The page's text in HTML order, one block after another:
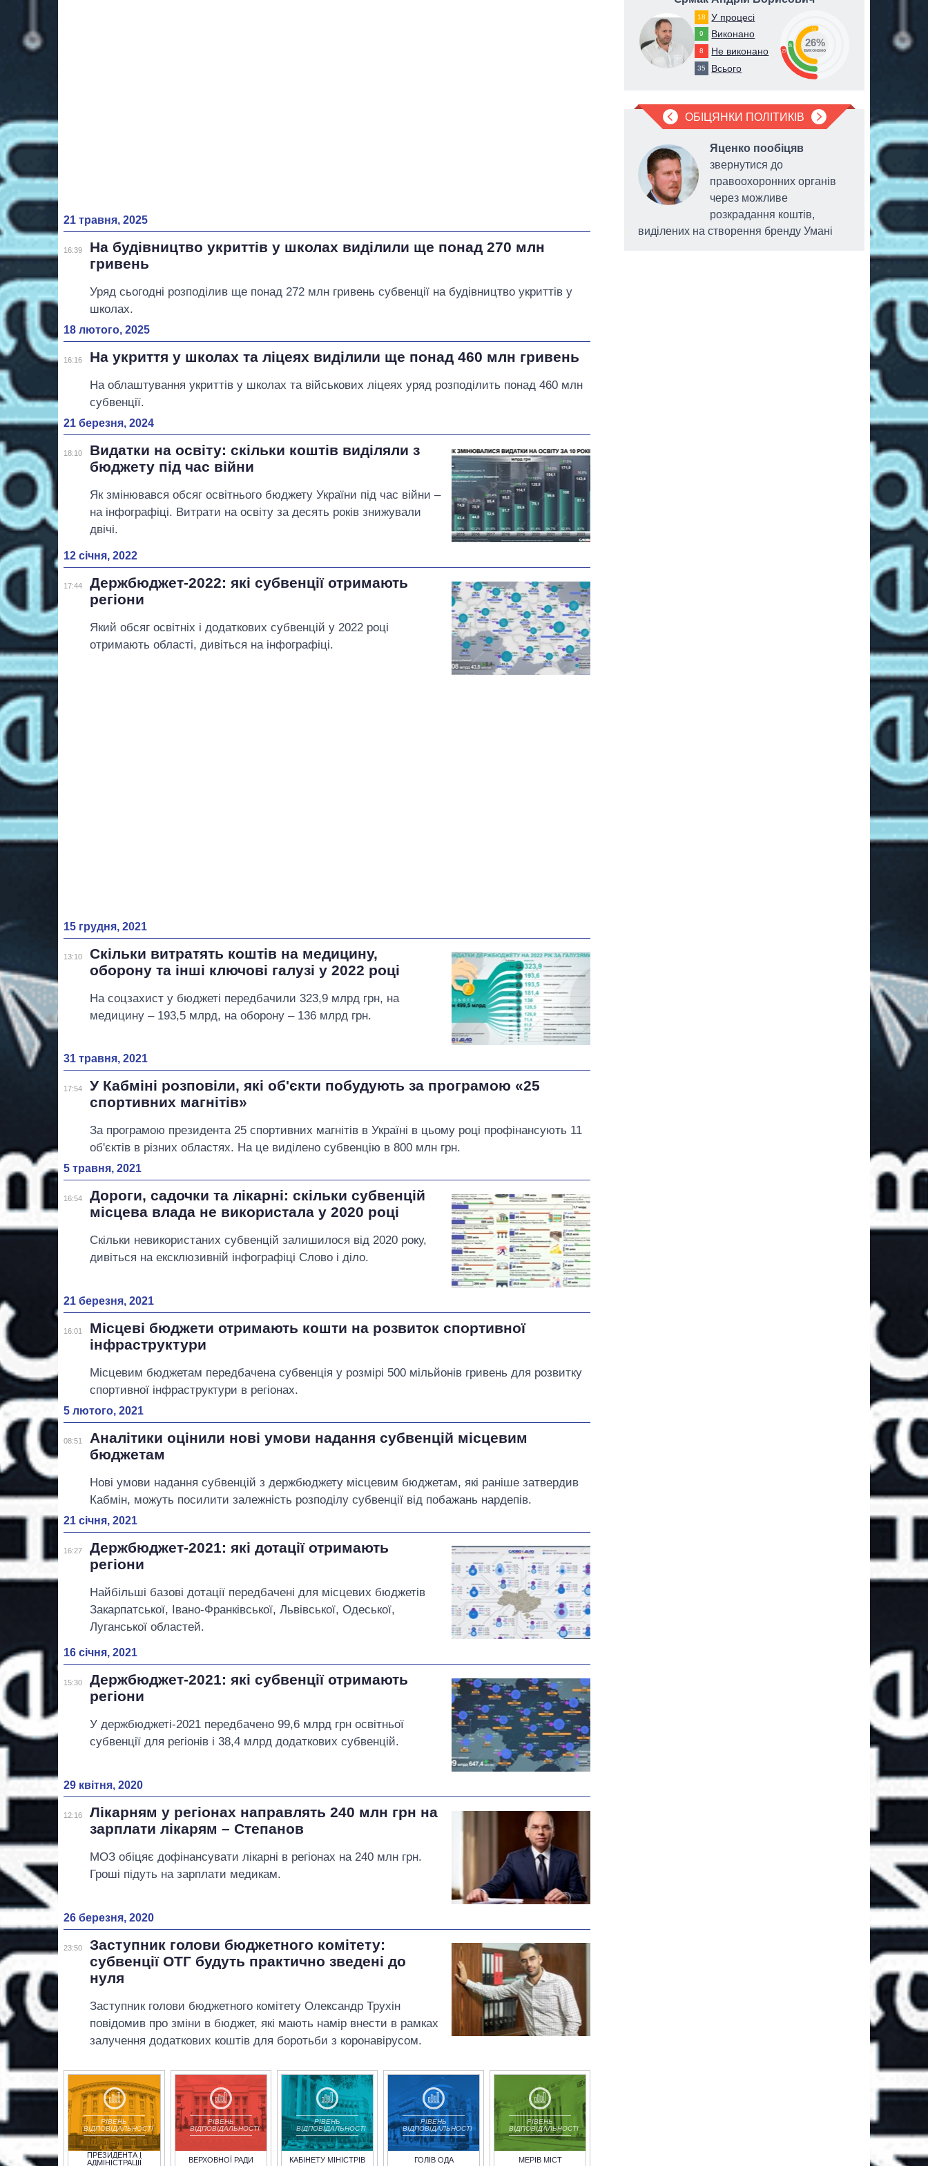
21 травня, 2025
16:39
На будівництво укриттів у школах виділили ще понад 270 млн
гривень
Уряд сьогодні розподілив ще понад 272 млн гривень субвенції на будівництво укриттів у
школах.
18 лютого, 2025
16:16 На укриття у школах та ліцеях виділили ще понад 460 млн гривень
На облаштування укриттів у школах та військових ліцеях уряд розподілить понад 460 млн
субвенції.
21 березня, 2024
18:10
Видатки на освіту: скільки коштів виділяли з
бюджету під час війни
Як змінювався обсяг освітнього бюджету України під час війни –
на інфографіці. Витрати на освіту за десять років знижували
двічі.
12 січня, 2022
17:44
Держбюджет-2022: які субвенції отримають
регіони
Який обсяг освітніх і додаткових субвенцій у 2022 році
отримають області, дивіться на інфографіці.
15 грудня, 2021
13:10
Скільки витратять коштів на медицину,
оборону та інші ключові галузі у 2022 році
На соцзахист у бюджеті передбачили 323,9 млрд грн, на
медицину – 193,5 млрд, на оборону – 136 млрд грн.
31 травня, 2021
17:54
У Кабміні розповіли, які об'єкти побудують за програмою «25
спортивних магнітів»
За програмою президента 25 спортивних магнітів в Україні в цьому році профінансують 11
об'єктів в різних областях. На це виділено субвенцію в 800 млн грн.
5 травня, 2021
16:54
Дороги, садочки та лікарні: скільки субвенцій
місцева влада не використала у 2020 році
Скільки невикористаних субвенцій залишилося від 2020 року,
дивіться на ексклюзивній інфографіці Слово і діло.
21 березня, 2021
16:01
Місцеві бюджети отримають кошти на розвиток спортивної
інфраструктури
Місцевим бюджетам передбачена субвенція у розмірі 500 мільйонів гривень для розвитку
спортивної інфраструктури в регіонах.
5 лютого, 2021
08:51
Аналітики оцінили нові умови надання субвенцій місцевим
бюджетам
Нові умови надання субвенцій з держбюджету місцевим бюджетам, які раніше затвердив
Кабмін, можуть посилити залежність розподілу субвенції від побажань нардепів.
21 січня, 2021
16:27
Держбюджет-2021: які дотації отримають
регіони
Найбільші базові дотації передбачені для місцевих бюджетів
Закарпатської, Івано-Франківської, Львівської, Одеської,
Луганської областей.
16 січня, 2021
15:30
Держбюджет-2021: які субвенції отримають
регіони
У держбюджеті-2021 передбачено 99,6 млрд грн освітньої
субвенції для регіонів і 38,4 млрд додаткових субвенцій.
29 квітня, 2020
12:16
Лікарням у регіонах направлять 240 млн грн на
зарплати лікарям – Степанов
МОЗ обіцяє дофінансувати лікарні в регіонах на 240 млн грн.
Гроші підуть на зарплати медикам.
26 березня, 2020
23:50
Заступник голови бюджетного комітету:
субвенції ОТГ будуть практично зведені до
нуля
Заступник голови бюджетного комітету Олександр Трухін
повідомив про зміни в бюджет, які мають намір внести в рамках
залучення додаткових коштів для боротьби з коронавірусом.
РІВЕНЬ
ВІДПОВІДАЛЬНОСТІ
ПРЕЗИДЕНТА І
АДМІНІСТРАЦІЇ
РІВЕНЬ
ВІДПОВІДАЛЬНОСТІ
ВЕРХОВНОЇ РАДИ
РІВЕНЬ
ВІДПОВІДАЛЬНОСТІ
КАБІНЕТУ МІНІСТРІВ
РІВЕНЬ
ВІДПОВІДАЛЬНОСТІ
ГОЛІВ ОДА
РІВЕНЬ
ВІДПОВІДАЛЬНОСТІ
МЕРІВ МІСТ
18 У процесі
9 Виконано
8 Не виконано
35 Всього
23
26
51
26%
виконано
ОБІЦЯНКИ ПОЛІТИКІВ
Яценко пообіцяв
звернутися до
правоохоронних органів
через можливе
розкрадання коштів,
виділених на створення бренду Умані